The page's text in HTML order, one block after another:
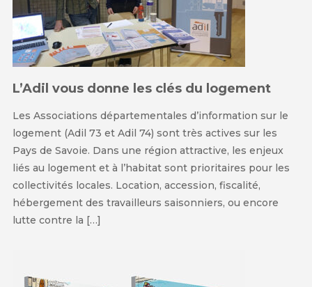
L’Adil vous donne les clés du logement
Les Associations départementales d’information sur le
logement (Adil 73 et Adil 74) sont très actives sur les
Pays de Savoie. Dans une région attractive, les enjeux
liés au logement et à l’habitat sont prioritaires pour les
collectivités locales. Location, accession, fiscalité,
hébergement des travailleurs saisonniers, ou encore
lutte contre la […]